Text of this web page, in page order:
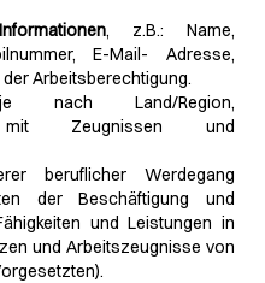
, z.B.:
Name,
E-Mail- Adresse,
Arbeitsberechtigung.
Land/Region,
mit Zeugnissen und
beruflicher Werdegang
der Beschäftigung und
und Leistungen in
und Arbeitszeugnisse von